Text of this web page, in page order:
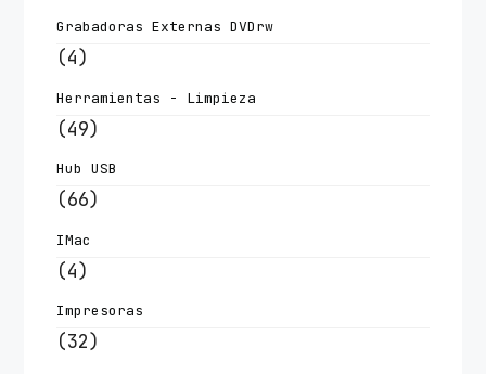
Grabadoras Externas DVDrw
(4)
Herramientas - Limpieza
(49)
Hub USB
(66)
IMac
(4)
Impresoras
(32)